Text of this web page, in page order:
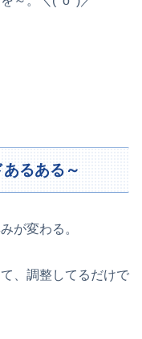
るある～
が変わる。
、調整してるだけで